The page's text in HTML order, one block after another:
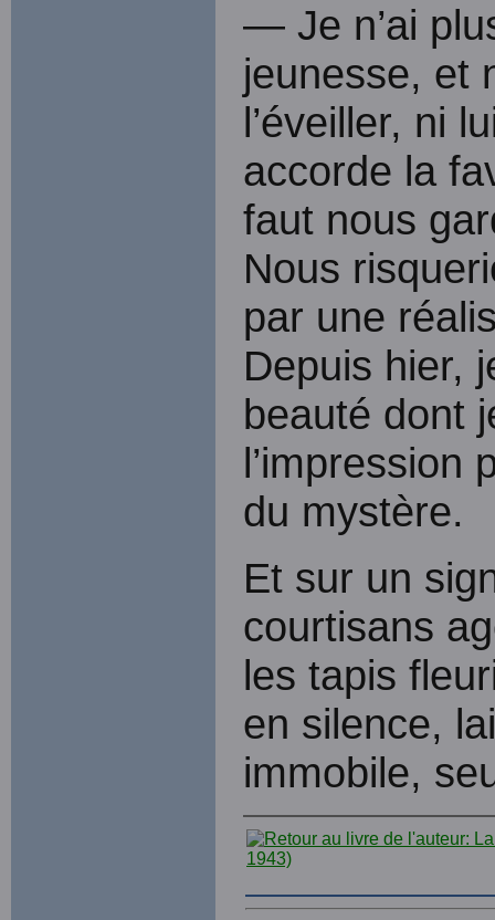
— Je n’ai
jeunesse, et
l’éveiller, ni
accorde la
faut nous
Nous
par une
Depuis hier,
beauté dont
l’impression
du mystère.
Et sur un
courtisans
les tapis
en silence,
immobile,